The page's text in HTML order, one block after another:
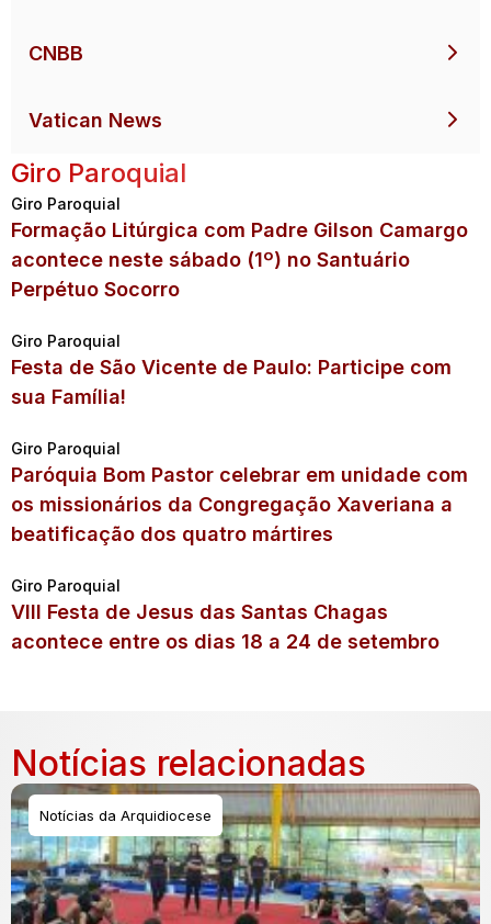
CNBB
Vatican News
Giro Paroquial
Giro Paroquial
Formação Litúrgica com Padre Gilson Camargo
acontece neste sábado (1º) no Santuário
Perpétuo Socorro
Giro Paroquial
Festa de São Vicente de Paulo: Participe com
sua Família!
Giro Paroquial
Paróquia Bom Pastor celebrar em unidade com
os missionários da Congregação Xaveriana a
beatificação dos quatro mártires
Giro Paroquial
VIII Festa de Jesus das Santas Chagas
acontece entre os dias 18 a 24 de setembro
Notícias relacionadas
Notícias da Arquidiocese